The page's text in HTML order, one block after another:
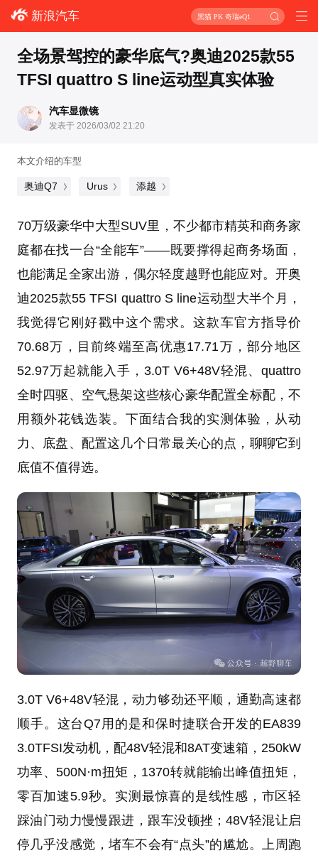
新浪汽车 黑猫 PK 奇瑞eQ1
全场景驾控的豪华底气?奥迪2025款55
TFSI quattro S line运动型真实体验
汽车显微镜
发表于 2026/03/02 21:20
本文介绍的车型
奥迪Q7 Urus 添越
70万级豪华中大型SUV里，不少都市精英和商务家
庭都在找一台“全能车”——既要撑得起商务场面，
也能满足全家出游，偶尔轻度越野也能应对。开奥
迪2025款55 TFSI quattro S line运动型大半个月，
我觉得它刚好戳中这个需求。这款车官方指导价
70.68万，目前终端至高优惠17.71万，部分地区
52.97万起就能入手，3.0T V6+48V轻混、quattro
全时四驱、空气悬架这些核心豪华配置全标配，不
用额外花钱选装。下面结合我的实测体验，从动
力、底盘、配置这几个日常最关心的点，聊聊它到
底值不值得选。
3.0T V6+48V轻混，动力够劲还平顺，通勤高速都
顺手。这台Q7用的是和保时捷联合开发的EA839
3.0TFSI发动机，配48V轻混和8AT变速箱，250kW
功率、500N·m扭矩，1370转就能输出峰值扭矩，
零百加速5.9秒。实测最惊喜的是线性感，市区轻
踩油门动力慢慢跟进，跟车没顿挫；48V轻混让启
停几乎没感觉，堵车不会有“点头”的尴尬。上周跑